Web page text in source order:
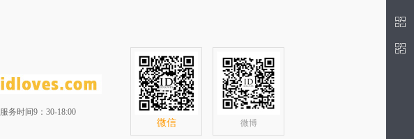
服务时间9：30-18:00
微信 微博